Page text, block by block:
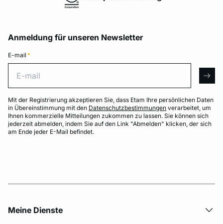
Anmeldung für unseren Newsletter
E-mail *
Mit der Registrierung akzeptieren Sie, dass Etam Ihre persönlichen Daten
in Übereinstimmung mit den Datenschutzbestimmungen verarbeitet, um
Ihnen kommerzielle Mitteilungen zukommen zu lassen. Sie können sich
jederzeit abmelden, indem Sie auf den Link "Abmelden" klicken, der sich
am Ende jeder E-Mail befindet.
Meine Dienste